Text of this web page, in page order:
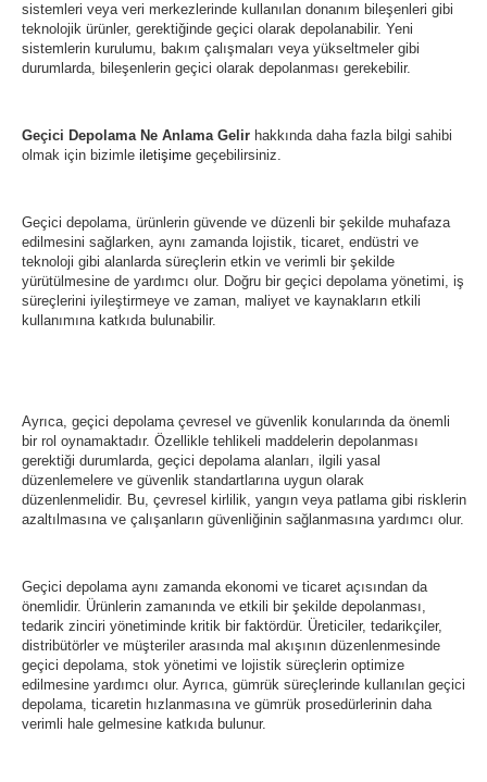
sistemleri veya veri merkezlerinde kullanılan donanım bileşenleri gibi
teknolojik ürünler, gerektiğinde geçici olarak depolanabilir. Yeni
sistemlerin kurulumu, bakım çalışmaları veya yükseltmeler gibi
durumlarda, bileşenlerin geçici olarak depolanması gerekebilir.
Geçici Depolama Ne Anlama Gelir hakkında daha fazla bilgi sahibi
olmak için bizimle iletişimegeçebilirsiniz.
Geçici depolama, ürünlerin güvende ve düzenli bir şekilde muhafaza
edilmesini sağlarken, aynı zamanda lojistik, ticaret, endüstri ve
teknoloji gibi alanlarda süreçlerin etkin ve verimli bir şekilde
yürütülmesine de yardımcı olur. Doğru bir geçici depolama yönetimi, iş
süreçlerini iyileştirmeye ve zaman, maliyet ve kaynakların etkili
kullanımına katkıda bulunabilir.
Ayrıca, geçici depolama çevresel ve güvenlik konularında da önemli
bir rol oynamaktadır. Özellikle tehlikeli maddelerin depolanması
gerektiği durumlarda, geçici depolama alanları, ilgili yasal
düzenlemelere ve güvenlik standartlarına uygun olarak
düzenlenmelidir. Bu, çevresel kirlilik, yangın veya patlama gibi risklerin
azaltılmasına ve çalışanların güvenliğinin sağlanmasına yardımcı olur.
Geçici depolama aynı zamanda ekonomi ve ticaret açısından da
önemlidir. Ürünlerin zamanında ve etkili bir şekilde depolanması,
tedarik zinciri yönetiminde kritik bir faktördür. Üreticiler, tedarikçiler,
distribütörler ve müşteriler arasında mal akışının düzenlenmesinde
geçici depolama, stok yönetimi ve lojistik süreçlerin optimize
edilmesine yardımcı olur. Ayrıca, gümrük süreçlerinde kullanılan geçici
depolama, ticaretin hızlanmasına ve gümrük prosedürlerinin daha
verimli hale gelmesine katkıda bulunur.